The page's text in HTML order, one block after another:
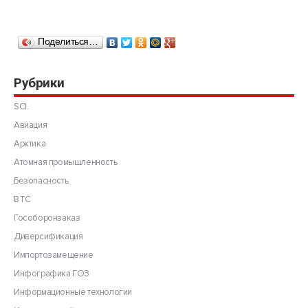
Поделиться…
Рубрики
SCI.
Авиация
Арктика
Атомная промышленность
Безопасность
ВТС
Гособоронзаказ
Диверсификация
Импортозамещение
Инфографика ГОЗ
Информационные технологии